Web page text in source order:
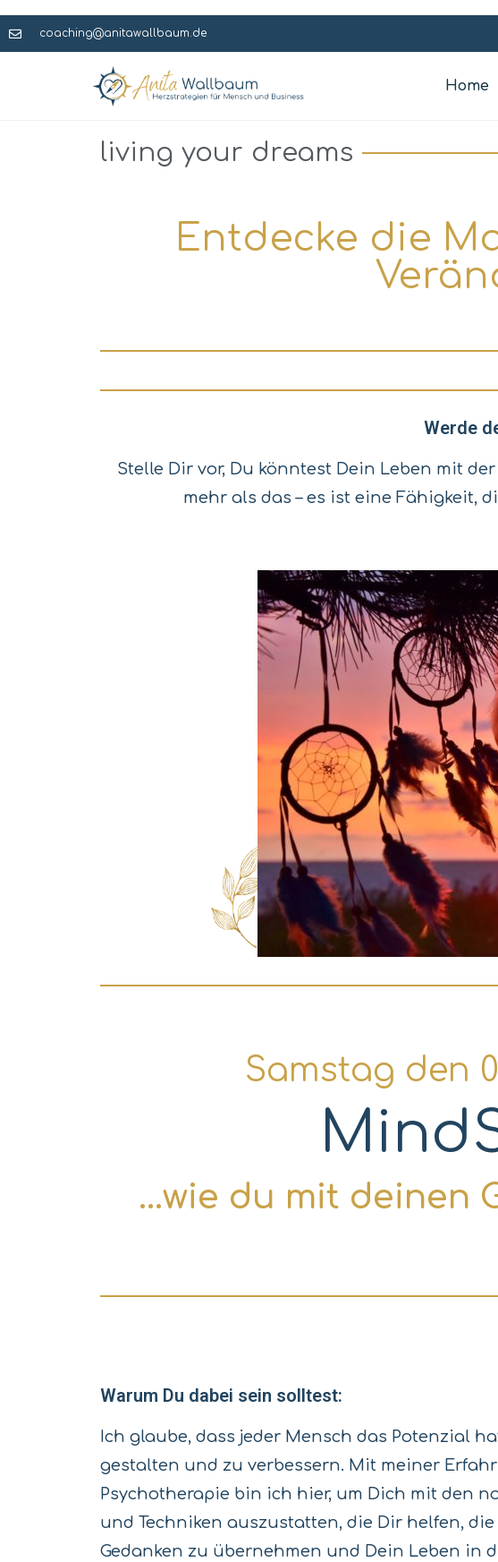
coaching@anitawallbaum.de
Home
living your dreams
Entdecke die
Werde
Stelle Dir vor, Du könntest Dein Leben mit
mehr als das – es ist eine Fähigkeit,
Samstag den
...wie du mit deinen
Warum Du dabei sein solltest:
Ich glaube, dass jeder Mensch das Potenzial
gestalten und zu verbessern. Mit meiner
Psychotherapie bin ich hier, um Dich mit den
und Techniken auszustatten, die Dir helfen,
Gedanken zu übernehmen und Dein Leben in